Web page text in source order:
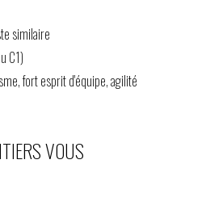
similaire
C1)
fort esprit d'équipe, agilité
VOUS